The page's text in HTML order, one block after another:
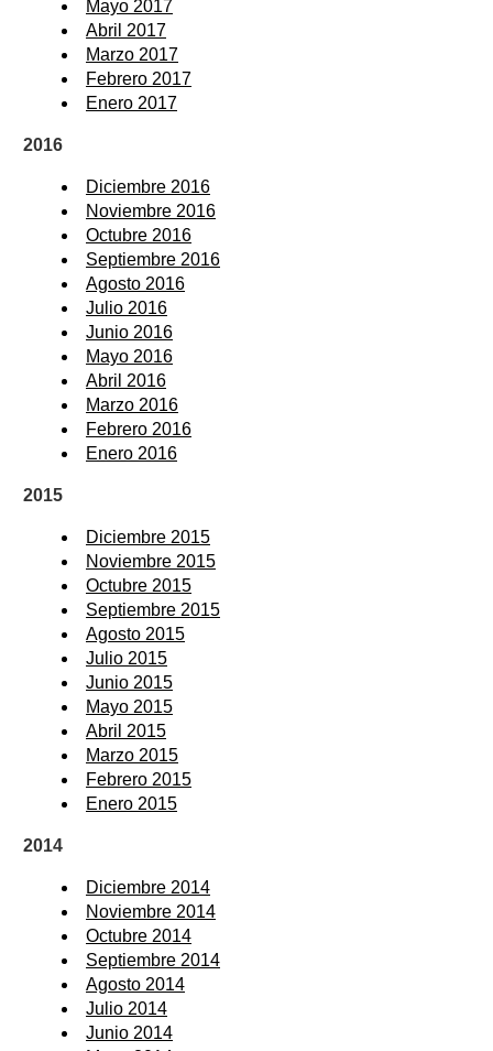
Mayo 2017
Abril 2017
Marzo 2017
Febrero 2017
Enero 2017
2016
Diciembre 2016
Noviembre 2016
Octubre 2016
Septiembre 2016
Agosto 2016
Julio 2016
Junio 2016
Mayo 2016
Abril 2016
Marzo 2016
Febrero 2016
Enero 2016
2015
Diciembre 2015
Noviembre 2015
Octubre 2015
Septiembre 2015
Agosto 2015
Julio 2015
Junio 2015
Mayo 2015
Abril 2015
Marzo 2015
Febrero 2015
Enero 2015
2014
Diciembre 2014
Noviembre 2014
Octubre 2014
Septiembre 2014
Agosto 2014
Julio 2014
Junio 2014